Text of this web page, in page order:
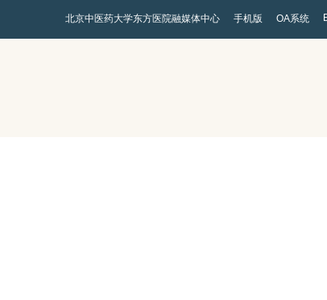
北京中医药大学东方医院融媒体中心 手机版 OA系统